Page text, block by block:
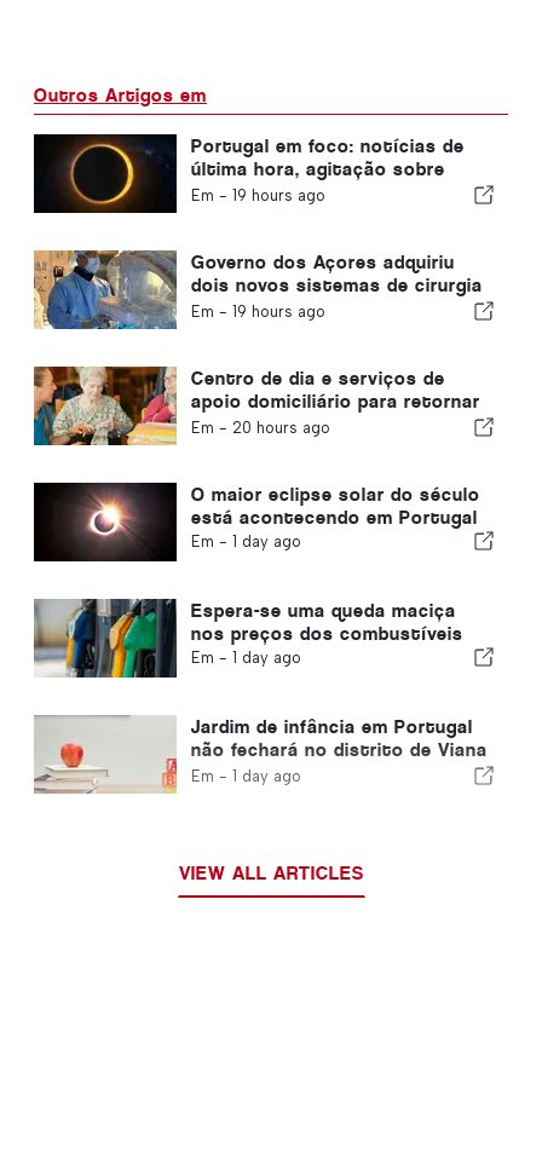
Outros Artigos em
Portugal em foco: notícias de
última hora, agitação sobre
viagens e as principais notícias
Em - 19 hours ago
Governo dos Açores adquiriu
dois novos sistemas de cirurgia
robótica
Em - 19 hours ago
Centro de dia e serviços de
apoio domiciliário para retornar
ao município de Portugal
Em - 20 hours ago
O maior eclipse solar do século
está acontecendo em Portugal
Em - 1 day ago
Espera-se uma queda maciça
nos preços dos combustíveis
Em - 1 day ago
Jardim de infância em Portugal
não fechará no distrito de Viana
do Castelo
Em - 1 day ago
VIEW ALL ARTICLES